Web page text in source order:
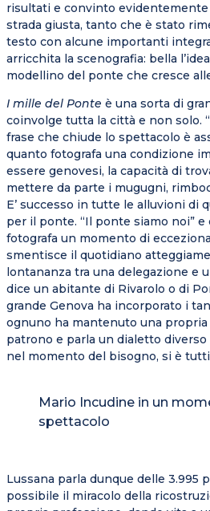
risultati e convinto
strada giusta, tanto che è stato
testo con alcune importanti
arricchita la scenografia: bella
modellino del ponte che cresce
I mille del Ponte è una sorta di
coinvolge tutta la città e non solo.
frase che chiude lo spettacolo è
quanto fotografa una condizione
essere genovesi, la capacità di
mettere da parte i mugugni,
E’ successo in tutte le alluvioni di
per il ponte. “Il ponte siamo noi”
fotografa un momento di
smentisce il quotidiano
lontananza tra una delegazione e
dice un abitante di Rivarolo o di
grande Genova ha incorporato i
ognuno ha mantenuto una propria
patrono e parla un dialetto diverso
nel momento del bisogno, si è
Mario Incudine in un
spettacolo
Lussana parla dunque delle 3.995
possibile il miracolo della